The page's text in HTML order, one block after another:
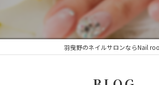
羽曳野のネイルサロンならNail